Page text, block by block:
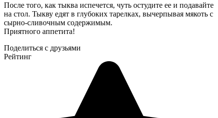
После того, как тыква испечется, чуть остудите ее и подавайте
на стол. Тыкву едят в глубоких тарелках, вычерпывая мякоть с
сырно-сливочным содержимым.
Приятного аппетита!
Поделиться с друзьями
Рейтинг